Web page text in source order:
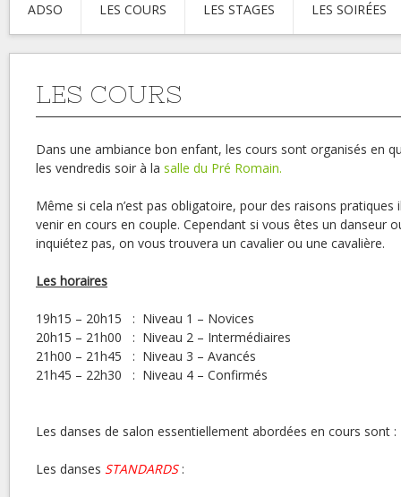
ADSO LES COURS LES STAGES LES SOIRÉES
LES COURS
Dans une ambiance bon enfant, les cours sont organisés en
les vendredis soir à la salle du Pré Romain.
Même si cela n’est pas obligatoire, pour des raisons
venir en cours en couple. Cependant si vous êtes un danseur
inquiétez pas, on vous trouvera un cavalier ou une cavalière.
Les horaires
19h15 – 20h15 : Niveau 1 – Novices
20h15 – 21h00 : Niveau 2 – Intermédiaires
21h00 – 21h45 : Niveau 3 – Avancés
21h45 – 22h30 : Niveau 4 – Confirmés
Les danses de salon essentiellement abordées en cours sont :
Les danses STANDARDS :